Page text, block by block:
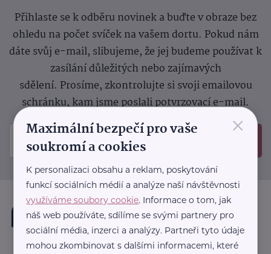
Přihlaste se k odběru novinek a buďte v obraze bez
ohledu na počet svíček na vašem dortu. Pokud nám
dáte svůj e-mail, slibujeme, že jej budeme používat k
zasílání důležitých nebo zajímavých
sdělení. Prosíme, zkontrolujte si svoji emailovou
schránku, kam jsme poslali potvrzovací e-mail.
×
Maximální bezpečí pro vaše
soukromí a cookies
K personalizaci obsahu a reklam, poskytování
funkcí sociálních médií a analýze naší návštěvnosti
využíváme soubory cookie. Informace o tom, jak
náš web používáte, sdílíme se svými partnery pro
sociální média, inzerci a analýzy. Partneři tyto údaje
mohou zkombinovat s dalšími informacemi, které